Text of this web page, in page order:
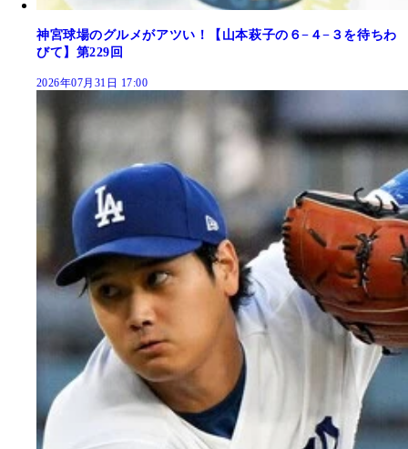
神宮球場のグルメがアツい！【山本萩子の６−４−３を待ちわ
びて】第229回
2026年07月31日 17:00